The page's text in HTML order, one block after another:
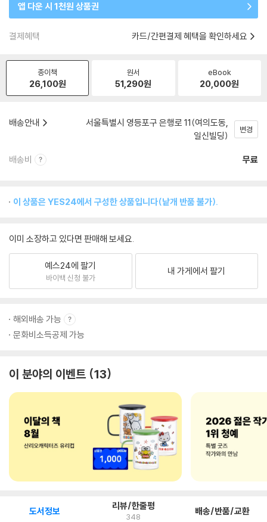
앱 다운 시 1천원 상품권
결제혜택 카드/간편결제 혜택을 확인하세요
종이책
26,100원
원서
51,290원
eBook
20,000원
배송안내
서울특별시 영등포구 은행로 11(여의도동,
일신빌딩)
변경
배송비 무료
이 상품은 YES24에서 구성한 상품입니다(낱개 반품 불가).
이미 소장하고 있다면 판매해 보세요.
예스24에 팔기
바이백 신청 불가
내 가게에서 팔기
해외배송 가능
문화비소득공제 가능
이 분야의 이벤트 13
도서정보 리뷰/한줄평
348 배송/반품/교환